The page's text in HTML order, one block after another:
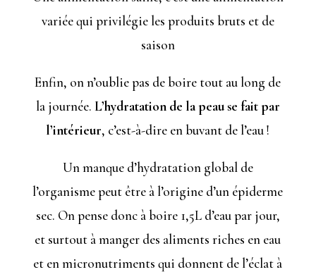
variée qui privilégie les produits bruts et de
saison
Enfin, on n’oublie pas de boire tout au long de
la journée. L’hydratation de la peau se fait par
l’intérieur, c’est-à-dire en buvant de l’eau !
Un manque d’hydratation global de
l’organisme peut être à l’origine d’un épiderme
sec. On pense donc à boire 1,5L d’eau par jour,
et surtout à manger des aliments riches en eau
et en micronutriments qui donnent de l’éclat à